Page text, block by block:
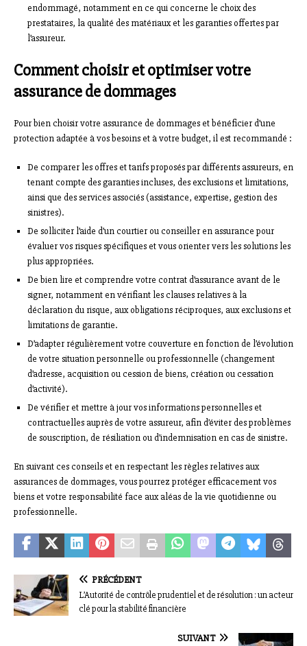
endommagé, notamment en ce qui concerne le choix des
prestataires, la qualité des matériaux et les garanties offertes par
l’assureur.
Comment choisir et optimiser votre
assurance de dommages
Pour bien choisir votre assurance de dommages et bénéficier d’une
protection adaptée à vos besoins et à votre budget, il est recommandé :
De comparer les offres et tarifs proposés par différents assureurs, en
tenant compte des garanties incluses, des exclusions et limitations,
ainsi que des services associés (assistance, expertise, gestion des
sinistres).
De solliciter l’aide d’un courtier ou conseiller en assurance pour
évaluer vos risques spécifiques et vous orienter vers les solutions les
plus appropriées.
De bien lire et comprendre votre contrat d’assurance avant de le
signer, notamment en vérifiant les clauses relatives à la
déclaration du risque, aux obligations réciproques, aux exclusions et
limitations de garantie.
D’adapter régulièrement votre couverture en fonction de l’évolution
de votre situation personnelle ou professionnelle (changement
d’adresse, acquisition ou cession de biens, création ou cessation
d’activité).
De vérifier et mettre à jour vos informations personnelles et
contractuelles auprès de votre assureur, afin d’éviter des problèmes
de souscription, de résiliation ou d’indemnisation en cas de sinistre.
En suivant ces conseils et en respectant les règles relatives aux
assurances de dommages, vous pourrez protéger efficacement vos
biens et votre responsabilité face aux aléas de la vie quotidienne ou
professionnelle.
PRÉCÉDENT
L’Autorité de contrôle prudentiel et de résolution : un acteur
clé pour la stabilité financière
SUIVANT